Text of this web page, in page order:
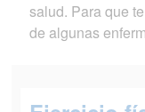
salud. Para que
de algunas